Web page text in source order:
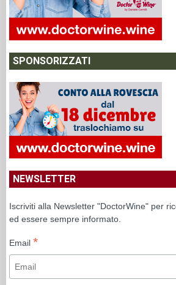
SPONSORIZZATI
NEWSLETTER
Iscriviti alla Newsletter "DoctorWine" per
ed essere sempre informato.
Email *